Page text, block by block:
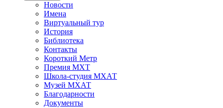
Новости
Имена
Виртуальный тур
История
Библиотека
Контакты
Короткий Метр
Премия МХТ
Школа-студия МХАТ
Музей МХАТ
Благодарности
Документы